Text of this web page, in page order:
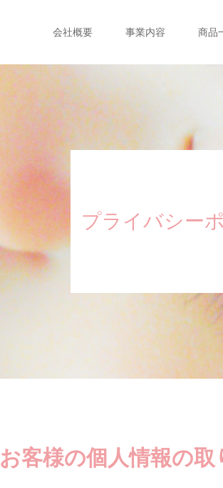
会社概要 事業内容 商品
プライバシー
お客様の個人情報の